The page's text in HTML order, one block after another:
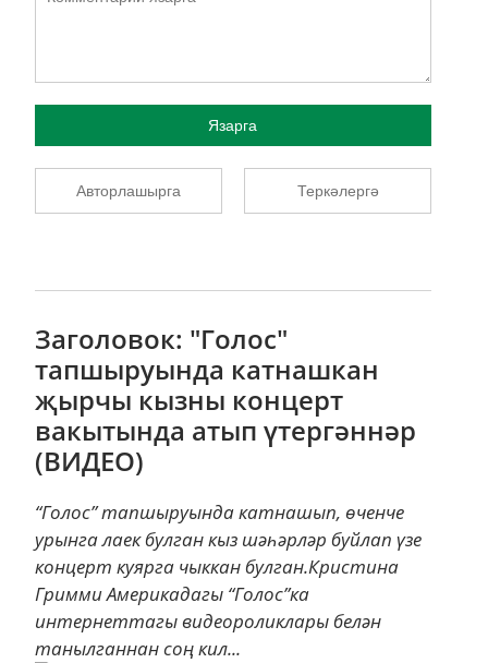
Язарга
Авторлашырга Теркәлергә
Заголовок: "Голос"
тапшыруында катнашкан
җырчы кызны концерт
вакытында атып үтергәннәр
(ВИДЕО)
“Голос” тапшыруында катнашып, өченче
урынга лаек булган кыз шәһәрләр буйлап үзе
концерт куярга чыккан булган.Кристина
Гримми Америкадагы “Голос”ка
интернеттагы видеороликлары белән
танылганнан соң кил...